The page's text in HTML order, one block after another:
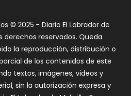
© 2025 - Diario El Labrador de
derechos reservados. Queda
la reproducción, distribución o
de los contenidos de este
textos, imágenes, videos y
sin la autorización expresa y